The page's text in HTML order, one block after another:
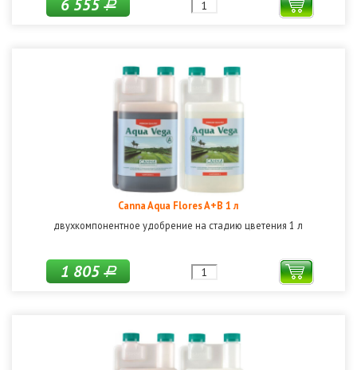
6 555Р
Canna Aqua Flores A+B 1 л
двухкомпонентное удобрение на стадию цветения 1 л
1 805Р